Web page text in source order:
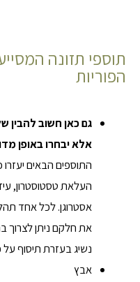
תוספי תזונה
הפוריות
גם כאן חשוב להבין
אלא יבחרו באופן
התוספים הבאים יעזרו
העלאת טסטוסטרון,
אסטרוגן. לכל אחד
את חלקם ניתן לצרוך
נשיג בעזרת תיסוף על
אבץ